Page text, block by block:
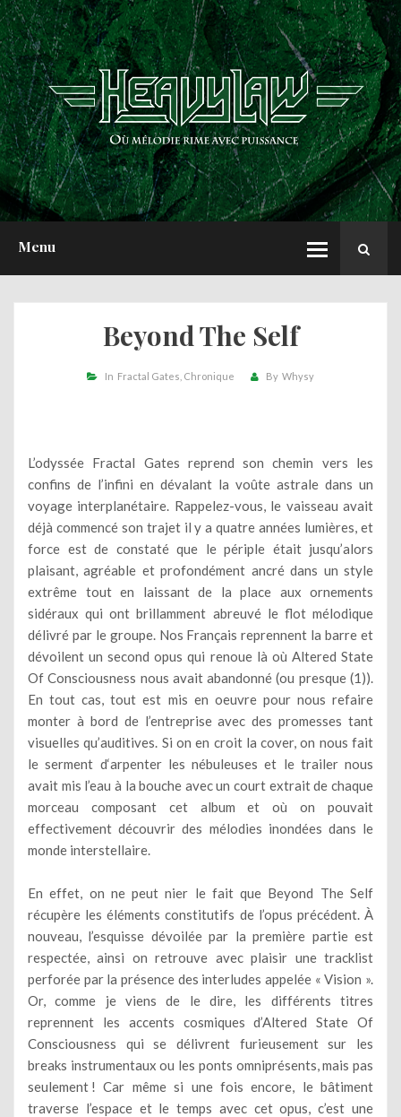
Menu
ACCUEIL
NEWS
CHRONIQUES
INTERVIEWS
REPORTS
A PROPOS
Beyond The Self
In Fractal Gates Chronique By Whysy
L’odyssée Fractal Gates reprend son chemin vers les
confins de l’infini en dévalant la voûte astrale dans un
voyage interplanétaire. Rappelez-vous, le vaisseau avait
déjà commencé son trajet il y a quatre années lumières, et
force est de constaté que le périple était jusqu’alors
plaisant, agréable et profondément ancré dans un style
extrême tout en laissant de la place aux ornements
sidéraux qui ont brillamment abreuvé le flot mélodique
délivré par le groupe. Nos Français reprennent la barre et
dévoilent un second opus qui renoue là où Altered State
Of Consciousness nous avait abandonné (ou presque (1)).
En tout cas, tout est mis en oeuvre pour nous refaire
monter à bord de l’entreprise avec des promesses tant
visuelles qu’auditives. Si on en croit la cover, on nous fait
le serment d‘arpenter les nébuleuses et le trailer nous
avait mis l’eau à la bouche avec un court extrait de chaque
morceau composant cet album et où on pouvait
effectivement découvrir des mélodies inondées dans le
monde interstellaire.
En effet, on ne peut nier le fait que Beyond The Self
récupère les éléments constitutifs de l’opus précédent. À
nouveau, l’esquisse dévoilée par la première partie est
respectée, ainsi on retrouve avec plaisir une tracklist
perforée par la présence des interludes appelée « Vision ».
Or, comme je viens de le dire, les différents titres
reprennent les accents cosmiques d’Altered State Of
Consciousness qui se délivrent furieusement sur les
breaks instrumentaux ou les ponts omniprésents, mais pas
seulement ! Car même si une fois encore, le bâtiment
traverse l’espace et le temps avec cet opus, c’est une